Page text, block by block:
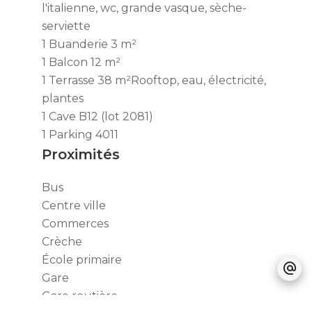
l'italienne, wc, grande vasque, sèche-
serviette
1 Buanderie 3 m²
1 Balcon 12 m²
1 Terrasse 38 m²Rooftop, eau, électricité,
plantes
1 Cave B12 (lot 2081)
1 Parking 4011
Proximités
Bus
Centre ville
Commerces
Crèche
École primaire
Gare
Gare routière